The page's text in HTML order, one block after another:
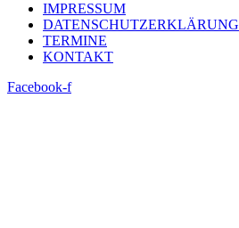
IMPRESSUM
DATENSCHUTZERKLÄRUNG
TERMINE
KONTAKT
Facebook-f